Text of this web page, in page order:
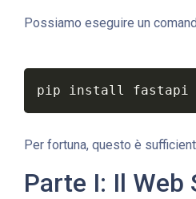
Possiamo eseguire un
pip install fastapi
Per fortuna, questo è
Parte I: Il Web